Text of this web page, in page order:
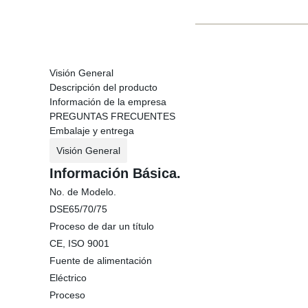
Visión General
Descripción del producto
Información de la empresa
PREGUNTAS FRECUENTES
Embalaje y entrega
Visión General
Información Básica.
No. de Modelo.
DSE65/70/75
Proceso de dar un título
CE, ISO 9001
Fuente de alimentación
Eléctrico
Proceso